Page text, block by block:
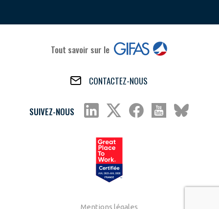
Tout savoir sur le
CONTACTEZ-NOUS
SUIVEZ-NOUS
Mentions légales